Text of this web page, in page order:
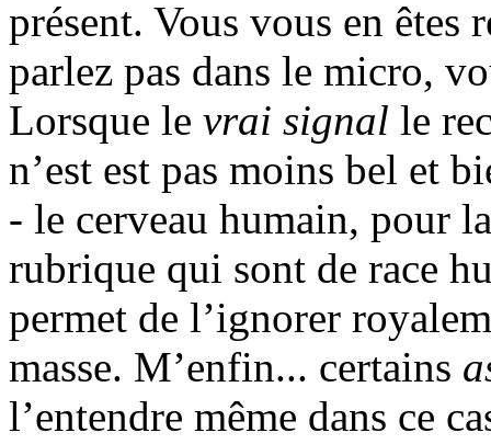
présent. Vous vous en êtes
parlez pas dans le micro,
Lorsque le vrai signal le
n’est est pas moins bel et
- le cerveau humain, pour
rubrique qui sont de race
permet de l’ignorer
masse. M’enfin... certains
l’entendre même dans ce